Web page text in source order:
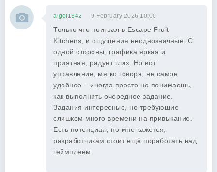
algol1342 9 February 2026 10:00
Только что поиграл в Escape Fruit
Kitchens, и ощущения неоднозначные. С
одной стороны, графика яркая и
приятная, радует глаз. Но вот
управление, мягко говоря, не самое
удобное – иногда просто не понимаешь,
как выполнить очередное задание.
Задания интересные, но требующие
слишком много времени на привыкание.
Есть потенциал, но мне кажется,
разработчикам стоит ещё поработать над
геймплеем.